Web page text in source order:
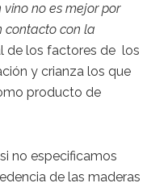
vino no es mejor por
contacto con la
de los factores de los
y crianza los que
producto de
no especificamos
de las maderas